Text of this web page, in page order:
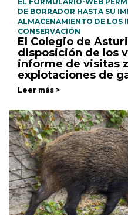
DE BORRADOR HASTA SU
ALMACENAMIENTO DE LOS
CONSERVACIÓN
El Colegio de
disposición de los
informe de visitas
explotaciones de
Leer más >